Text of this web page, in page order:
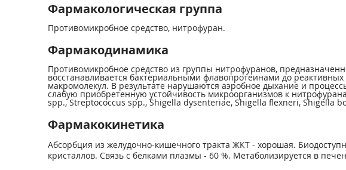
Фармакологическая группа
Противомикробное средство, нитрофуран.
Фармакодинамика
Противомикробное средство из группы нитрофуранов,
восстанавливается бактериальными флавопротеинами до
макромолекул. В результате нарушаются аэробное дыхание и
слабую приобретенную устойчивость микроорганизмов к
spp., Streptococcus spp., Shigella dysenteriae, Shigella flexneri, Shigella
Фармакокинетика
Абсорбция из желудочно-кишечного тракта ЖКТ - хорошая.
кристаллов. Связь с белками плазмы - 60 %. Метаболизируется в